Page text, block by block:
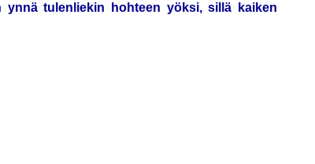
tulenliekin hohteen yöksi, sillä kaiken